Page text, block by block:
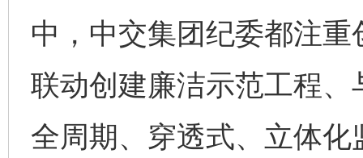
中，中交集团纪委都注
联动创建廉洁示范工程、
全周期、穿透式、立体